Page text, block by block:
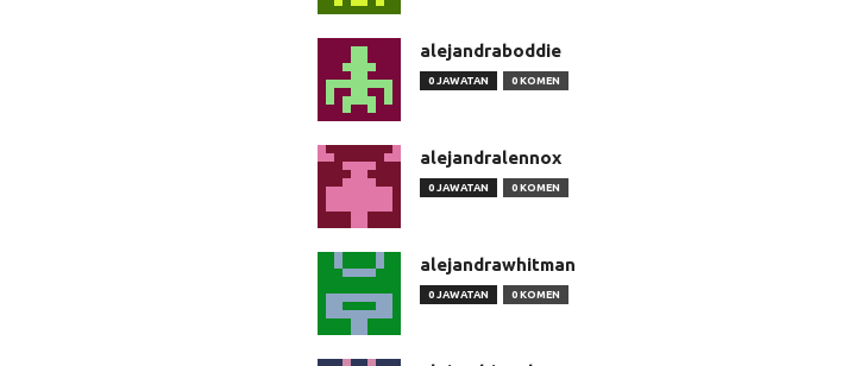
alejandraboddie
0 JAWATAN 0 KOMEN
alejandralennox
0 JAWATAN 0 KOMEN
alejandrawhitman
0 JAWATAN 0 KOMEN